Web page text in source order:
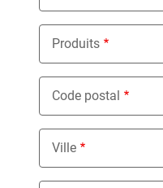
Produits
Nothing selected
Code postal
Ville